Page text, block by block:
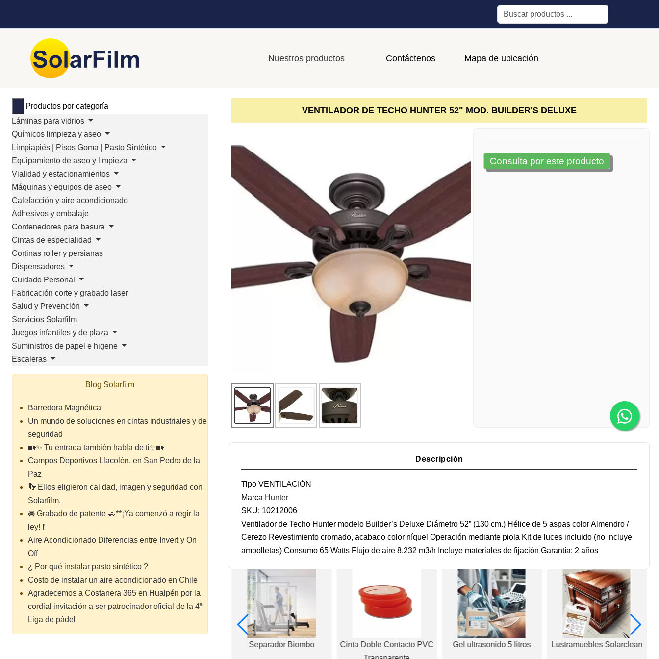
Buscar
Nuestros productos Contáctenos Mapa de ubicación
Productos por categoría
Láminas para vidrios
Químicos limpieza y aseo
Limpiapiés | Pisos Goma | Pasto Sintético
Equipamiento de aseo y limpieza
Vialidad y estacionamientos
Máquinas y equipos de aseo
Calefacción y aire acondicionado
Adhesivos y embalaje
Contenedores para basura
Cintas de especialidad
Cortinas roller y persianas
Dispensadores
Cuidado Personal
Fabricación corte y grabado laser
Salud y Prevención
Servicios Solarfilm
Juegos infantiles y de plaza
Suministros de papel e higene
Escaleras
Blog Solarfilm
Barredora Magnética
Un mundo de soluciones en cintas industriales y de
seguridad
🏡✨ Tu entrada también habla de ti✨🏡
Campos Deportivos Llacolén, en San Pedro de la
Paz
👣 Ellos eligieron calidad, imagen y seguridad con
Solarfilm.
🚘 Grabado de patente 🚗**¡Ya comenzó a regir la
ley! ❗
Aire Acondicionado Diferencias entre Invert y On
Off
¿ Por qué instalar pasto sintético ?
Costo de instalar un aire acondicionado en Chile
Agradecemos a Costanera 365 en Hualpén por la
cordial invitación a ser patrocinador oficial de la 4ª
Liga de pádel
VENTILADOR DE TECHO HUNTER 52" MOD. BUILDER'S DELUXE
Consulta por este producto
Descripción
Tipo VENTILACIÓN
Marca Hunter
SKU: 10212006
Ventilador de Techo Hunter modelo Builder’s Deluxe Diámetro 52” (130 cm.) Hélice de 5 aspas color Almendro /
Cerezo Revestimiento cromado, acabado color níquel Operación mediante piola Kit de luces incluido (no incluye
ampolletas) Consumo 65 Watts Flujo de aire 8.232 m3/h Incluye materiales de fijación Garantía: 2 años
Separador Biombo
Cinta Doble Contacto PVC
Gel ultrasonido 5 litros Lustramuebles Solarclean